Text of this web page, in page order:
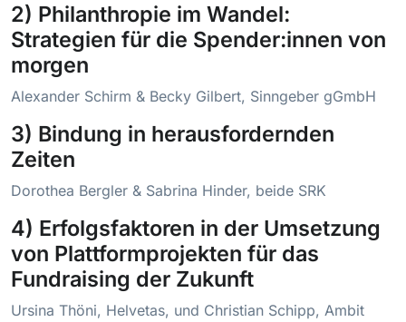
2) Philanthropie im Wandel:
Strategien für die Spender:innen von
morgen
Alexander Schirm & Becky Gilbert, Sinngeber gGmbH
3) Bindung in herausfordernden
Zeiten
Dorothea Bergler & Sabrina Hinder, beide SRK
4) Erfolgsfaktoren in der Umsetzung
von Plattformprojekten für das
Fundraising der Zukunft
Ursina Thöni, Helvetas, und Christian Schipp, Ambit